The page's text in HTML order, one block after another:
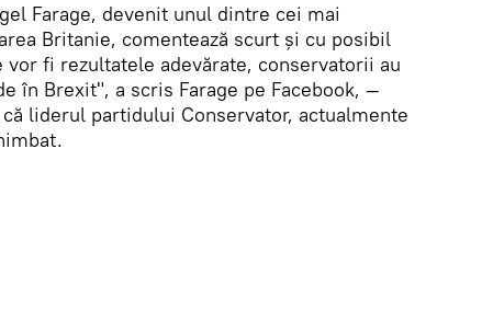
Farage, devenit unul dintre cei mai
Britanie, comentează scurt și cu posibil
fi rezultatele adevărate, conservatorii au
în Brexit", a scris Farage pe Facebook, —
liderul partidului Conservator, actualmente